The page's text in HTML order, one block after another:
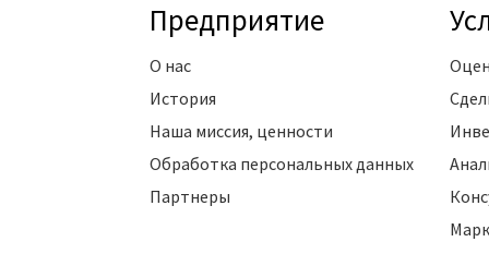
Предприятие
О нас
История
Наша миссия, ценности
Обработка персональных данных
Партнеры